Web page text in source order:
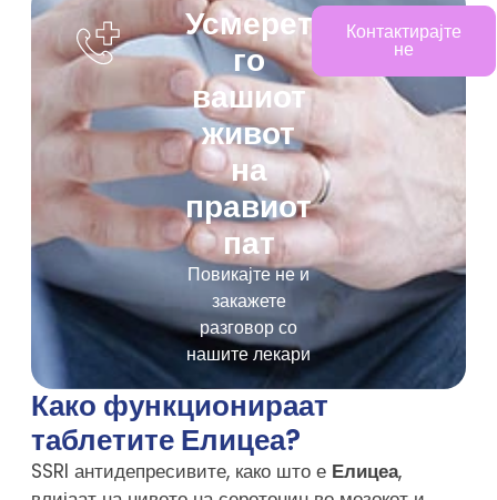
Усмерете
го
вашиот
живот
на
правиот
пат
Повикајте не и
закажете
разговор со
нашите лекари
Контактирајте
не
Како функционираат
таблетите Елицеа?
SSRI антидепресивите, како што е Елицеа,